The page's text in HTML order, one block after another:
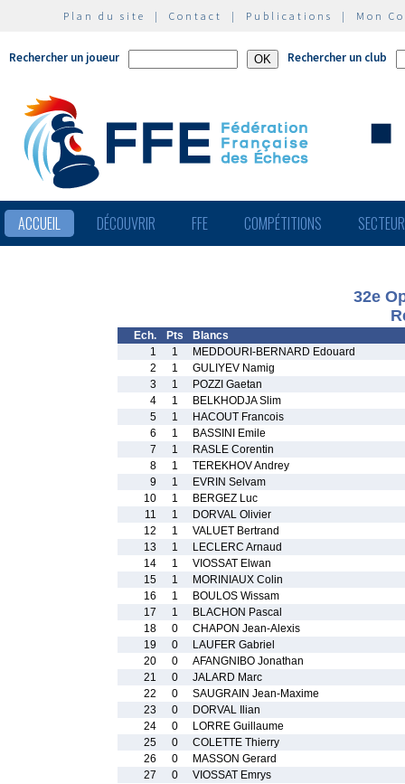
Plan du site | Contact | Publications | Mon
Rechercher un joueur Rechercher un club
ACCUEIL DÉCOUVRIR FFE COMPÉTITIONS
32e
Ech. Pts
Blancs
1
1
MEDDOURI-BERNARD Edouard
2
1
GULIYEV Namig
3
1
POZZI Gaetan
4
1
BELKHODJA Slim
5
1
HACOUT Francois
6
1
BASSINI Emile
7
1
RASLE Corentin
8
1
TEREKHOV Andrey
9
1
EVRIN Selvam
10
1
BERGEZ Luc
11
1
DORVAL Olivier
12
1
VALUET Bertrand
13
1
LECLERC Arnaud
14
1
VIOSSAT Elwan
15
1
MORINIAUX Colin
16
1
BOULOS Wissam
17
1
BLACHON Pascal
18
0
CHAPON Jean-Alexis
19
0
LAUFER Gabriel
20
0
AFANGNIBO Jonathan
21
0
JALARD Marc
22
0
SAUGRAIN Jean-Maxime
23
0
DORVAL Ilian
24
0
LORRE Guillaume
25
0
COLETTE Thierry
26
0
MASSON Gerard
27
0
VIOSSAT Emrys